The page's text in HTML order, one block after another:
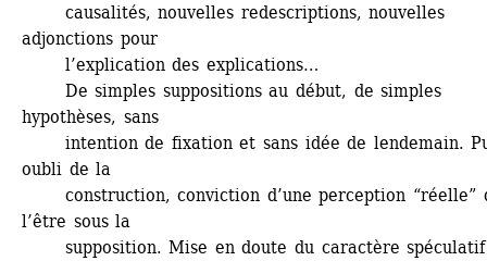
causalités, nouvelles redescriptions, nouvelles
adjonctions pour
l’explication des explications…
De simples suppositions au début, de simples
hypothèses, sans
intention de fixation et sans idée de lendemain.
oubli de la
construction, conviction d’une perception “réelle”
l’être sous la
supposition. Mise en doute du caractère